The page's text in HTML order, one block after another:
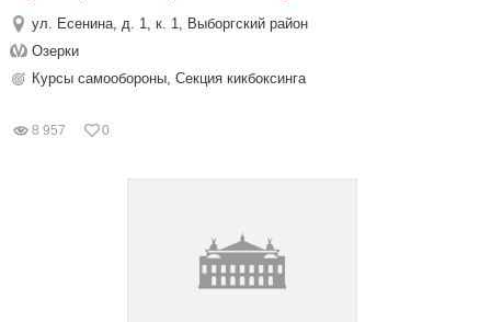
ул. Есенина, д. 1, к. 1, Выборгский район
Озерки
Курсы самообороны, Секция кикбоксинга
8 957 0